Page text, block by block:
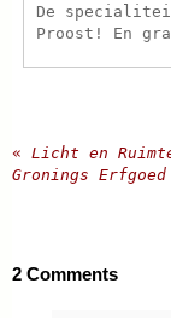
De
Proost! En
« Licht en
Gronings Erfgoed
2 Comments